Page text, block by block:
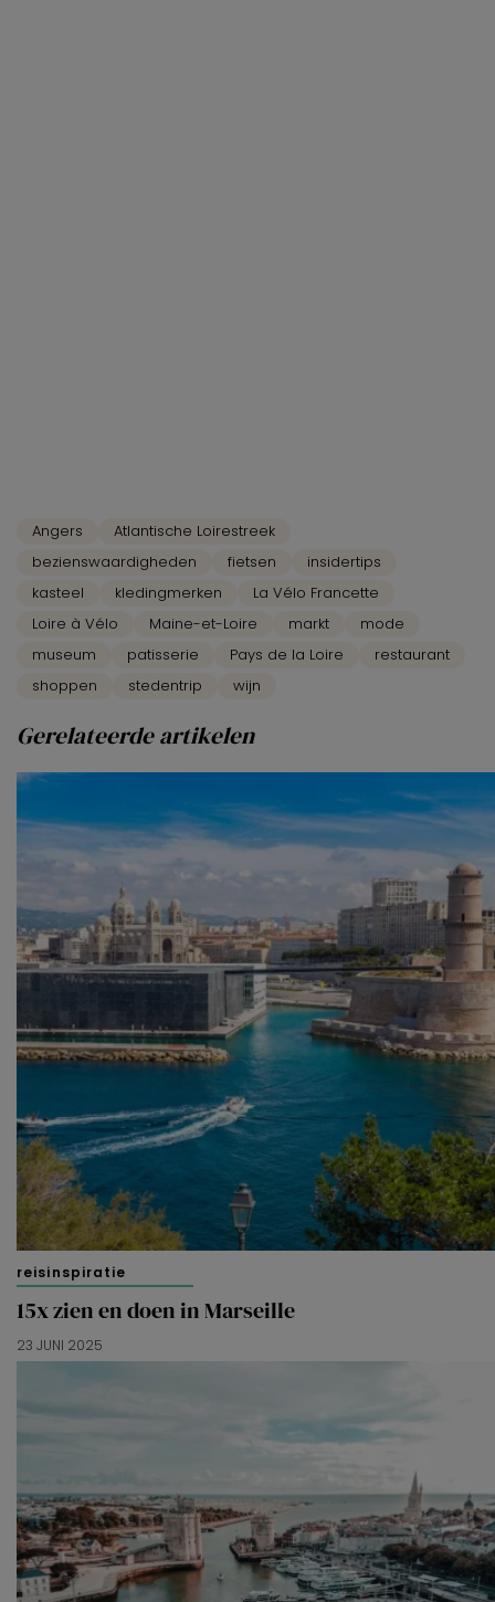
Angers
Atlantische Loirestreek
bezienswaardigheden
fietsen
insidertips
kasteel
kledingmerken
La Vélo Francette
Loire à Vélo
Maine-et-Loire markt
mode
museum
patisserie Pays de la Loire
restaurant
shoppen
stedentrip wijn
Gerelateerde artikelen
reisinspiratie
15x zien en doen in Marseille
23 JUNI 2025